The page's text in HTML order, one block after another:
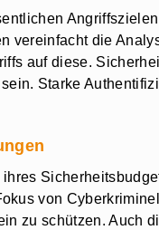
vereinfacht die
auf diese.
Starke
von
zu schützen. Auch